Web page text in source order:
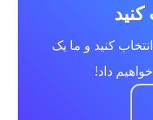
یک پلن میزبانی سالانه Ultahost انتخاب کنید و ما یک